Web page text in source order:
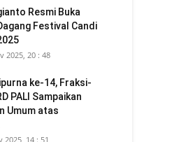
Resmi Buka
Festival Candi
2025, 20 : 48
ke-14, Fraksi-
PALI Sampaikan
Umum atas
2025, 14 : 51